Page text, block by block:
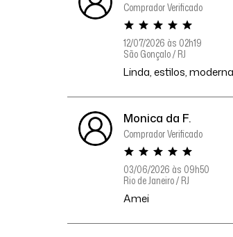
Comprador Verificado
12/07/2026 às 02h19
São Gonçalo / RJ
Linda, estilos,
Monica da F.
Comprador Verificado
03/06/2026 às 09h50
Rio de Janeiro / RJ
Amei